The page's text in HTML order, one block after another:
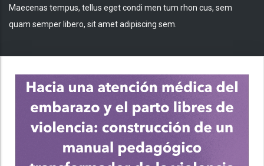
Maecenas tempus, tellus eget condi men tum rhon cus, sem
quam semper libero, sit amet adipiscing sem.